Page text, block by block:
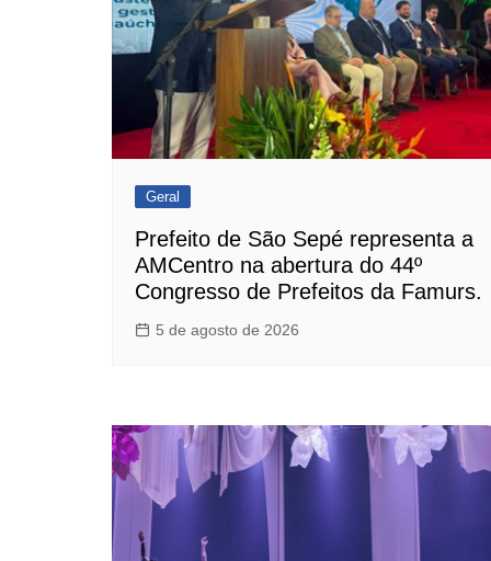
Geral
Prefeito de São Sepé representa a
AMCentro na abertura do 44º
Congresso de Prefeitos da Famurs.
5 de agosto de 2026